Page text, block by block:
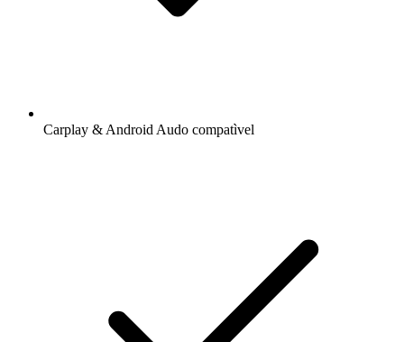
Carplay & Android Audo compatìvel